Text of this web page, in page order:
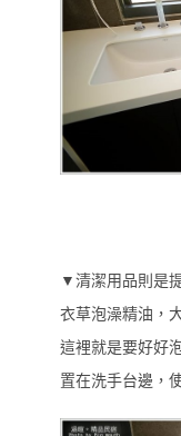
▼清潔用品則是
衣草泡澡精油，
這裡就是要好好
置在洗手台邊，